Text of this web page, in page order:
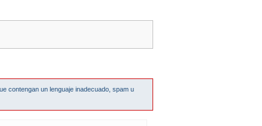
contengan un lenguaje inadecuado, spam u